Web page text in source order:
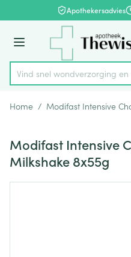
Ga naar de inhoudApothekersadvies
Menu
Product, merk, categorie...
Vind snel wondverzorgi
Home / Modifast Intensive
Modifast Intensive
Milkshake 8x55g